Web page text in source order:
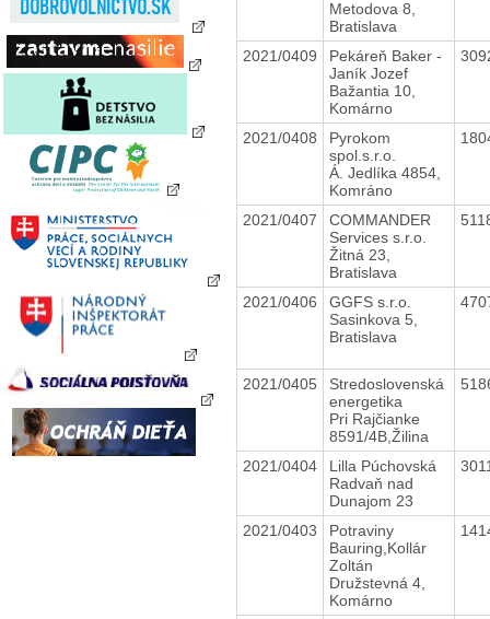
Metodova 8,
Bratislava
2021/0409
Pekáreň Baker -
Janík Jozef
Bažantia 10,
Komárno
2021/0408
Pyrokom
spol.s.r.o.
Á. Jedlíka 4854,
Komráno
2021/0407
COMMANDER
Services s.r.o.
Žitná 23,
Bratislava
2021/0406
GGFS s.r.o.
Sasinkova 5,
Bratislava
2021/0405
Stredoslovenská
energetika
Pri Rajčianke
8591/4B,Žilina
2021/0404
Lilla Púchovská
Radvaň nad
Dunajom 23
2021/0403
Potraviny
Bauring,Kollár
Zoltán
Družstevná 4,
Komárno